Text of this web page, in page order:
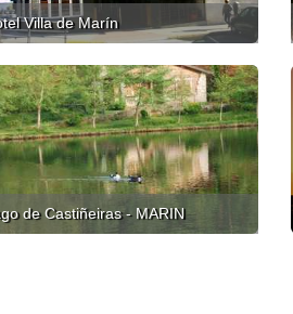
Villa de Marín
de Castiñeiras - MARIN